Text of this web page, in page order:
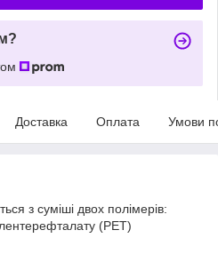
Доставка Оплата Умови
з суміші двох полімерів:
(PET)